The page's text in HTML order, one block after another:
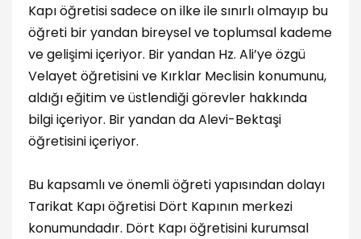
Kapı öğretisi sadece on ilke ile sınırlı olmayıp bu
öğreti bir yandan bireysel ve toplumsal kademe
ve gelişimi içeriyor. Bir yandan Hz. Ali’ye özgü
Velayet öğretisini ve Kırklar Meclisin konumunu,
aldığı eğitim ve üstlendiği görevler hakkında
bilgi içeriyor. Bir yandan da Alevi-Bektaşi
öğretisini içeriyor.
Bu kapsamlı ve önemli öğreti yapısından dolayı
Tarikat Kapı öğretisi Dört Kapının merkezi
konumundadır. Dört Kapı öğretisini kurumsal